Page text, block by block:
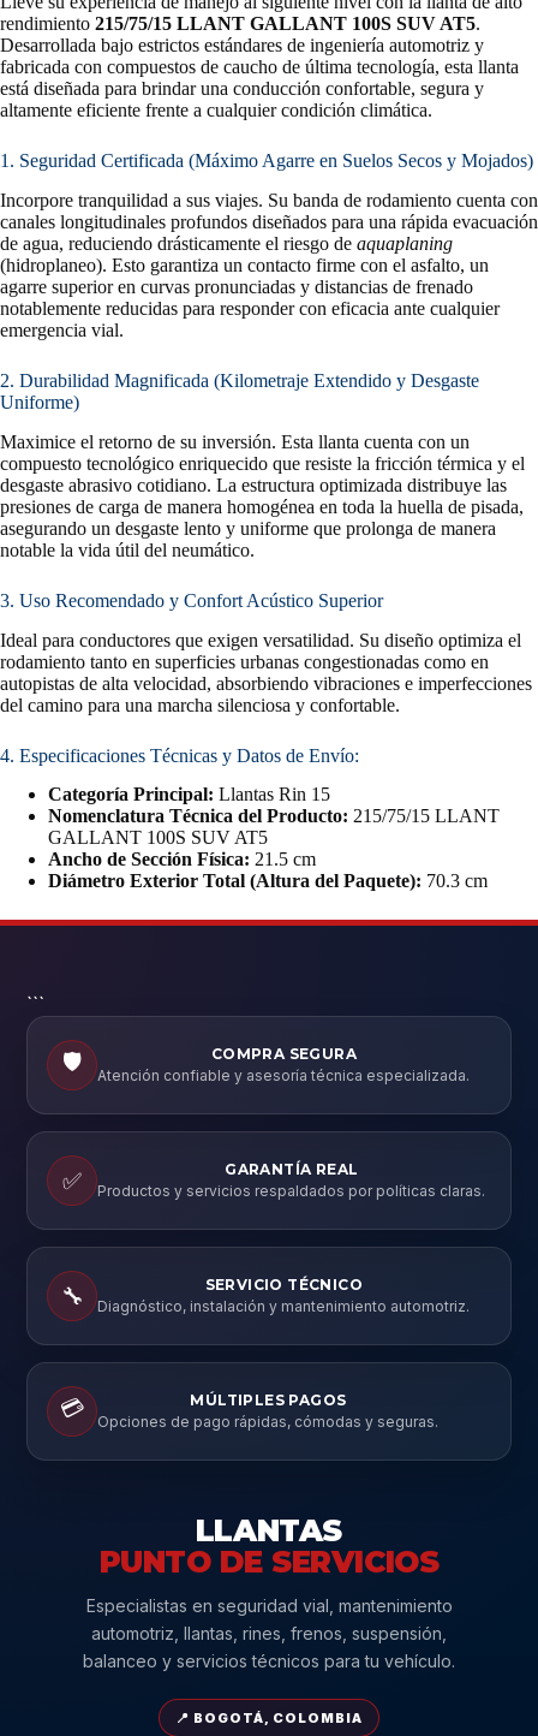
rendimiento 215/75/15 LLANT GALLANT 100S SUV AT5.
Desarrollada bajo estrictos estándares de ingeniería automotriz y
fabricada con compuestos de caucho de última tecnología, esta llanta
está diseñada para brindar una conducción confortable, segura y
altamente eficiente frente a cualquier condición climática.
1. Seguridad Certificada (Máximo Agarre en Suelos Secos y Mojados)
Incorpore tranquilidad a sus viajes. Su banda de rodamiento cuenta con
canales longitudinales profundos diseñados para una rápida evacuación
de agua, reduciendo drásticamente el riesgo de aquaplaning
(hidroplaneo). Esto garantiza un contacto firme con el asfalto, un
agarre superior en curvas pronunciadas y distancias de frenado
notablemente reducidas para responder con eficacia ante cualquier
emergencia vial.
2. Durabilidad Magnificada (Kilometraje Extendido y Desgaste
Uniforme)
Maximice el retorno de su inversión. Esta llanta cuenta con un
compuesto tecnológico enriquecido que resiste la fricción térmica y el
desgaste abrasivo cotidiano. La estructura optimizada distribuye las
presiones de carga de manera homogénea en toda la huella de pisada,
asegurando un desgaste lento y uniforme que prolonga de manera
notable la vida útil del neumático.
3. Uso Recomendado y Confort Acústico Superior
Ideal para conductores que exigen versatilidad. Su diseño optimiza el
rodamiento tanto en superficies urbanas congestionadas como en
autopistas de alta velocidad, absorbiendo vibraciones e imperfecciones
del camino para una marcha silenciosa y confortable.
4. Especificaciones Técnicas y Datos de Envío:
Categoría Principal: Llantas Rin 15
Nomenclatura Técnica del Producto: 215/75/15 LLANT
GALLANT 100S SUV AT5
Ancho de Sección Física: 21.5 cm
Diámetro Exterior Total (Altura del Paquete): 70.3 cm
```
🛡️
COMPRA SEGURA
Atención confiable y asesoría técnica especializada.
✅
GARANTÍA REAL
Productos y servicios respaldados por políticas claras.
🔧
SERVICIO TÉCNICO
Diagnóstico, instalación y mantenimiento automotriz.
💳
MÚLTIPLES PAGOS
Opciones de pago rápidas, cómodas y seguras.
LLANTAS
PUNTO DE SERVICIOS
Especialistas en seguridad vial, mantenimiento
automotriz, llantas, rines, frenos, suspensión,
balanceo y servicios técnicos para tu vehículo.
📍 BOGOTÁ, COLOMBIA